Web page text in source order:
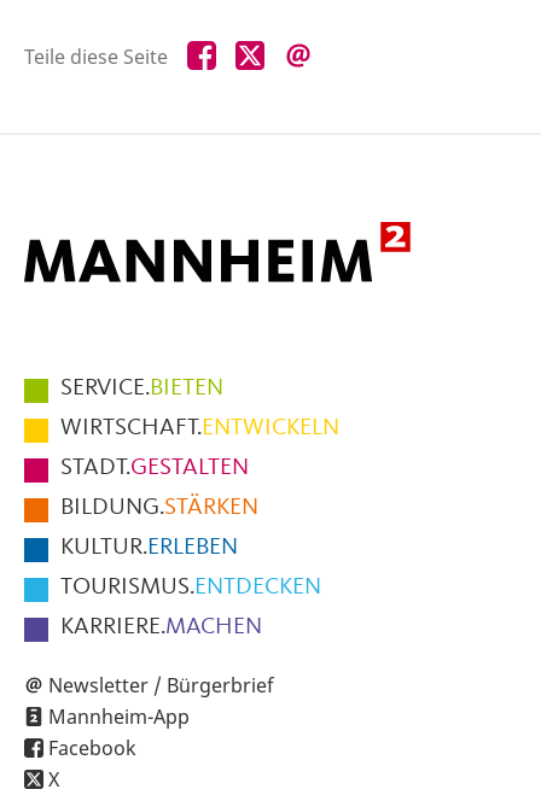
Teile diese Seite Teile
diese
Teile
diese
Hauptmenüpunkte
im
Fußbereich
der
Seite
SERVICE.BIETEN
WIRTSCHAFT.ENTWICKELN
STADT.GESTALTEN
BILDUNG.STÄRKEN
KULTUR.ERLEBEN
TOURISMUS.ENTDECKEN
KARRIERE.MACHEN
Newsletter / Bürgerbrief
Mannheim-App
Facebook
X